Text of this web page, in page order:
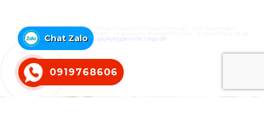
0919768606
Chat Zalo
https://juara303z.com/
https://canildobalacobraco.com.br/
psykologpernillezoega.dk